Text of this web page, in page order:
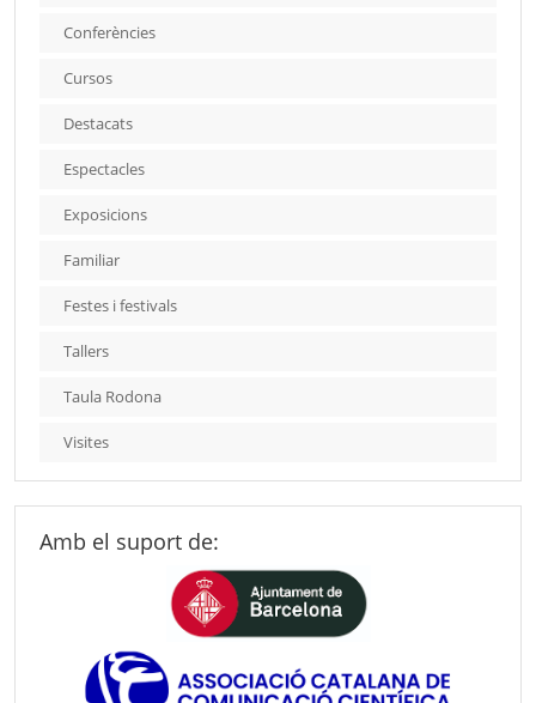
Conferències
Cursos
Destacats
Espectacles
Exposicions
Familiar
Festes i festivals
Tallers
Taula Rodona
Visites
Amb el suport de: